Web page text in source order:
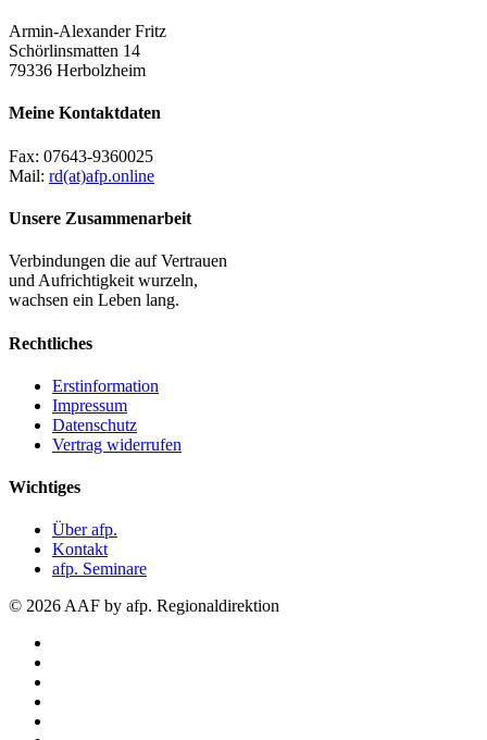
Armin-Alexander Fritz
Schörlinsmatten 14
79336 Herbolzheim
Meine Kontaktdaten
Fax: 07643-9360025
Mail: rd(at)afp.online
Unsere Zusammenarbeit
Verbindungen die auf Vertrauen
und Aufrichtigkeit wurzeln,
wachsen ein Leben lang.
Rechtliches
Erstinformation
Impressum
Datenschutz
Vertrag widerrufen
Wichtiges
Über afp.
Kontakt
afp. Seminare
© 2026 AAF by afp. Regionaldirektion